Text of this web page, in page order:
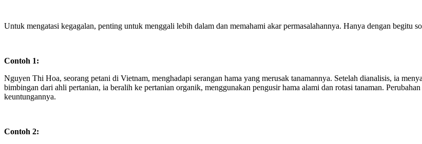
Untuk mengatasi kegagalan, penting untuk menggali lebih dalam dan memahami akar permasalahannya. Hanya dengan begitu
Contoh 1:
Nguyen Thi Hoa, seorang petani di Vietnam, menghadapi serangan hama yang merusak tanamannya. Setelah dianalisis, ia
bimbingan dari ahli pertanian, ia beralih ke pertanian organik, menggunakan pengusir hama alami dan rotasi tanaman.
keuntungannya.
Contoh 2: